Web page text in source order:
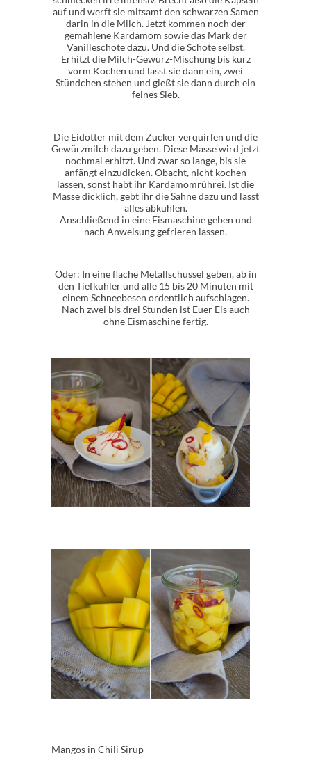
auf und werft sie mitsamt den schwarzen Samen
darin in die Milch. Jetzt kommen noch der
gemahlene Kardamom sowie das Mark der
Vanilleschote dazu. Und die Schote selbst.
Erhitzt die Milch-Gewürz-Mischung bis kurz
vorm Kochen und lasst sie dann ein, zwei
Stündchen stehen und gießt sie dann durch ein
feines Sieb.
Die Eidotter mit dem Zucker verquirlen und die
Gewürzmilch dazu geben. Diese Masse wird jetzt
nochmal erhitzt. Und zwar so lange, bis sie
anfängt einzudicken. Obacht, nicht kochen
lassen, sonst habt ihr Kardamomrührei. Ist die
Masse dicklich, gebt ihr die Sahne dazu und lasst
alles abkühlen.
Anschließend in eine Eismaschine geben und
nach Anweisung gefrieren lassen.
Oder: In eine flache Metallschüssel geben, ab in
den Tiefkühler und alle 15 bis 20 Minuten mit
einem Schneebesen ordentlich aufschlagen.
Nach zwei bis drei Stunden ist Euer Eis auch
ohne Eismaschine fertig.
Mangos in Chili Sirup